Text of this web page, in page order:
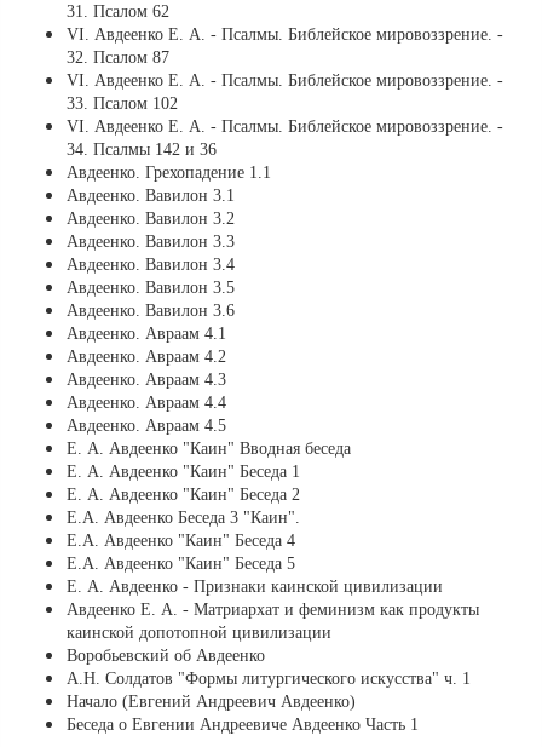
31. Псалом 62
VI. Авдеенко Е. А. - Псалмы. Библейское мировоззрение. -
32. Псалом 87
VI. Авдеенко Е. А. - Псалмы. Библейское мировоззрение. -
33. Псалом 102
VI. Авдеенко Е. А. - Псалмы. Библейское мировоззрение. -
34. Псалмы 142 и 36
Авдеенко. Грехопадение 1.1
Авдеенко. Вавилон 3.1
Авдеенко. Вавилон 3.2
Авдеенко. Вавилон 3.3
Авдеенко. Вавилон 3.4
Авдеенко. Вавилон 3.5
Авдеенко. Вавилон 3.6
Авдеенко. Авраам 4.1
Авдеенко. Авраам 4.2
Авдеенко. Авраам 4.3
Авдеенко. Авраам 4.4
Авдеенко. Авраам 4.5
Е. А. Авдеенко "Каин" Вводная беседа
Е. А. Авдеенко "Каин" Беседа 1
Е. А. Авдеенко "Каин" Беседа 2
Е.А. Авдеенко Беседа 3 "Каин".
Е.А. Авдеенко "Каин" Беседа 4
Е.А. Авдеенко "Каин" Беседа 5
Е. А. Авдеенко - Признаки каинской цивилизации
Авдеенко Е. А. - Матриархат и феминизм как продукты
каинской допотопной цивилизации
Воробьевский об Авдеенко
А.Н. Солдатов "Формы литургического искусства" ч. 1
Начало (Евгений Андреевич Авдеенко)
Беседа о Евгении Андреевиче Авдеенко Часть 1